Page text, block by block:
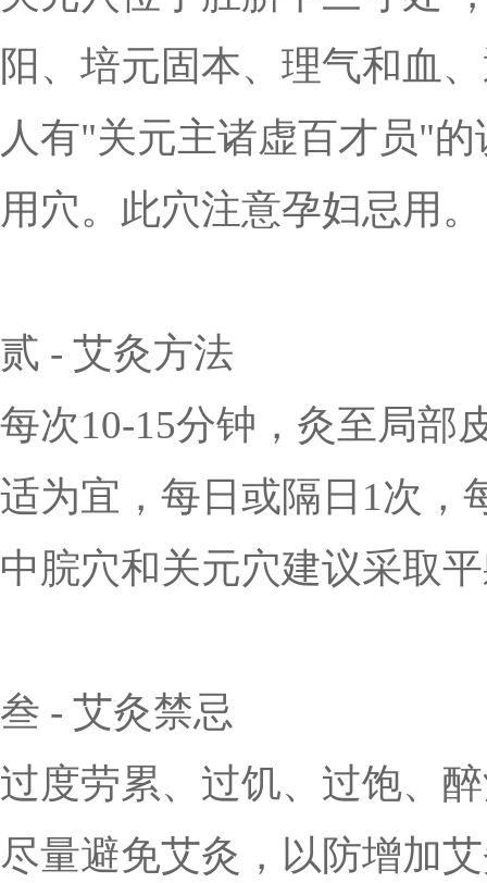
阳、培元固本、理气和血
人有"关元主诸虚百才员"
用穴。此穴注意孕妇忌用。
贰 - 艾灸方法
每次10-15分钟，灸至局部
适为宜，每日或隔日1次，
中脘穴和关元穴建议采取
叁 - 艾灸禁忌
过度劳累、过饥、过饱、
尽量避免艾灸，以防增加